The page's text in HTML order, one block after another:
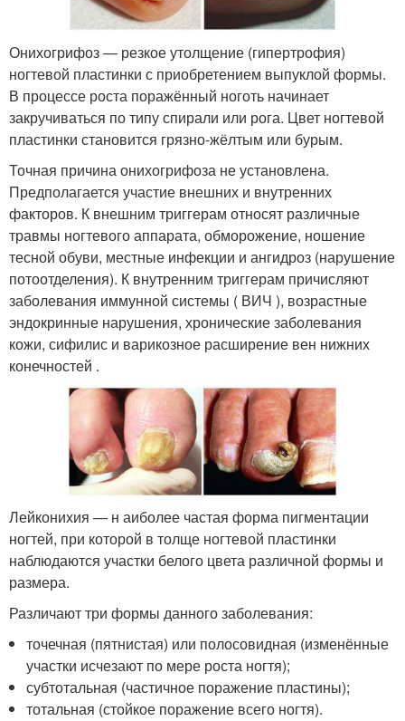
Онихогрифоз — резкое утолщение (гипертрофия)
ногтевой пластинки с приобретением выпуклой формы.
В процессе роста поражённый ноготь начинает
закручиваться по типу спирали или рога. Цвет ногтевой
пластинки становится грязно-жёлтым или бурым.
Точная причина онихогрифоза не установлена.
Предполагается участие внешних и внутренних
факторов. К внешним триггерам относят различные
травмы ногтевого аппарата, обморожение, ношение
тесной обуви, местные инфекции и ангидроз (нарушение
потоотделения). К внутренним триггерам причисляют
заболевания иммунной системы ( ВИЧ ), возрастные
эндокринные нарушения, хронические заболевания
кожи, сифилис и варикозное расширение вен нижних
конечностей .
Лейконихия — н аиболее частая форма пигментации
ногтей, при которой в толще ногтевой пластинки
наблюдаются участки белого цвета различной формы и
размера.
Различают три формы данного заболевания:
точечная (пятнистая) или полосовидная (изменённые
участки исчезают по мере роста ногтя);
субтотальная (частичное поражение пластины);
тотальная (стойкое поражение всего ногтя).